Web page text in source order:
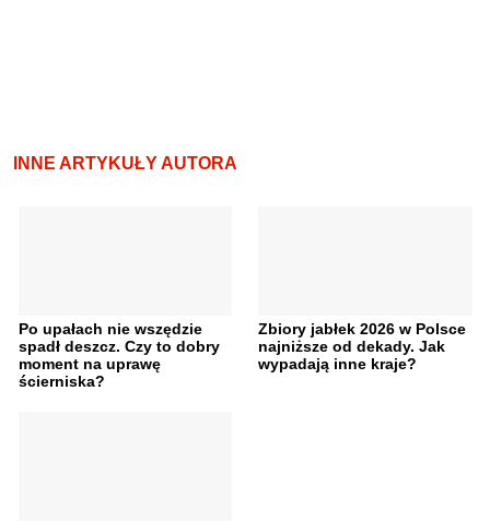
INNE ARTYKUŁY AUTORA
Po upałach nie wszędzie
spadł deszcz. Czy to dobry
moment na uprawę
ścierniska?
Zbiory jabłek 2026 w Polsce
najniższe od dekady. Jak
wypadają inne kraje?